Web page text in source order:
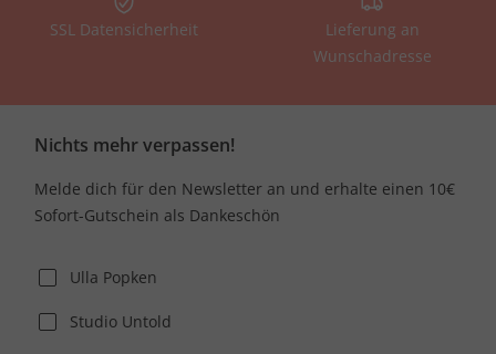
SSL Datensicherheit
Lieferung an
Wunschadresse
Nichts mehr verpassen!
Melde dich für den Newsletter an und erhalte einen 10€
Sofort-Gutschein als Dankeschön
Ulla Popken
Studio Untold